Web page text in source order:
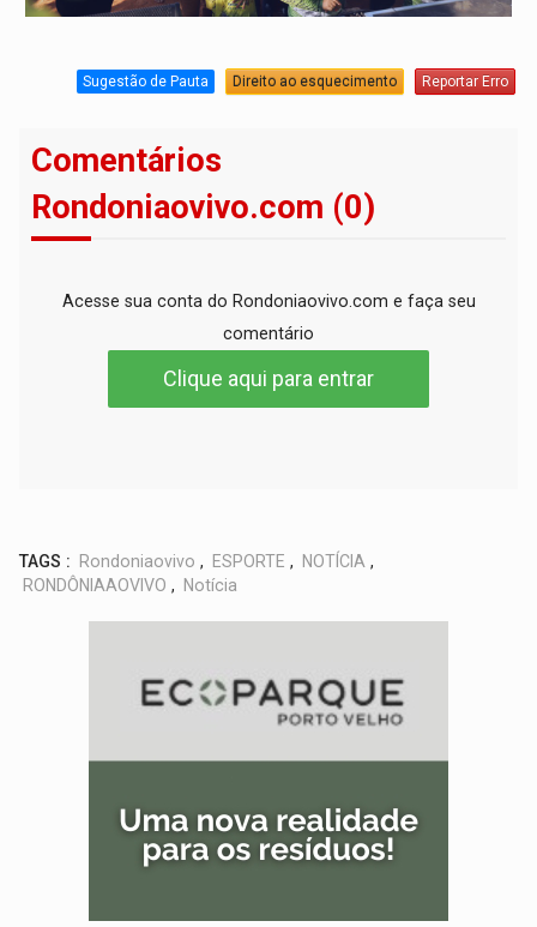
Sugestão de Pauta Direito ao esquecimento Reportar Erro
Comentários
Rondoniaovivo.com (0)
Acesse sua conta do Rondoniaovivo.com e faça seu
comentário
Clique aqui para entrar
TAGS : Rondoniaovivo , ESPORTE , NOTÍCIA ,
RONDÔNIAAOVIVO , Notícia